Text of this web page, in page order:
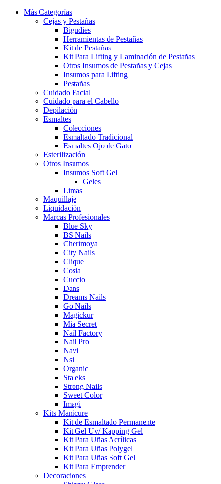
Más Categorías
Cejas y Pestañas
Bigudies
Herramientas de Pestañas
Kit de Pestañas
Kit Para Lifting y Laminación de Pestañas
Otros Insumos de Pestañas y Cejas
Insumos para Lifting
Pestañas
Cuidado Facial
Cuidado para el Cabello
Depilación
Esmaltes
Colecciones
Esmaltado Tradicional
Esmaltes Ojo de Gato
Esterilización
Otros Insumos
Insumos Soft Gel
Geles
Limas
Maquillaje
Liquidación
Marcas Profesionales
Blue Sky
BS Nails
Cherimoya
City Nails
Clique
Cosia
Cuccio
Dans
Dreams Nails
Go Nails
Magickur
Mia Secret
Nail Factory
Nail Pro
Navi
Nsi
Organic
Staleks
Strong Nails
Sweet Color
Imagi
Kits Manicure
Kit de Esmaltado Permanente
Kit Gel Uv/ Kapping Gel
Kit Para Uñas Acrílicas
Kit Para Uñas Polygel
Kit Para Uñas Soft Gel
Kit Para Emprender
Decoraciones